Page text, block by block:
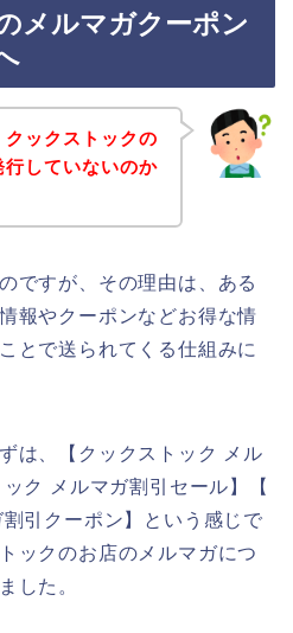
メルマガクーポン
ックストックの
していないのか
ですが、その理由は、ある
報やクーポンなどお得な情
とで送られてくる仕組みに
は、【クックストック メル
ク メルマガ割引セール】【
引クーポン】という感じで
ックのお店のメルマガにつ
した。